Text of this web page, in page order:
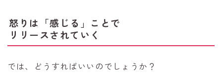
怒りは「感じる」ことで
リリースされていく
では、どうすればいいのでしょうか？